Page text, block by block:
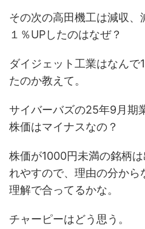
その次の高田機工は減収、
１％UPしたのはなぜ？
ダイジェット工業はなんで
たのか教えて。
サイバーバズの25年9月期
株価はマイナスなの？
株価が1000円未満の銘柄
れやすので、理由の分から
理解で合ってるかな。
チャーピーはどう思う。